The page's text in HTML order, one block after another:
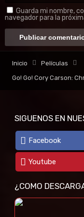
Guarda mi nombre,
navegador para la
Inicio
Películas
Go! Go! Cory Carson:
SIGUENOS EN
Facebook
Youtube
¿COMO